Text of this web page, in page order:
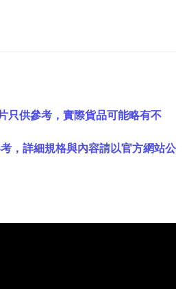
只供參考，實際貨品可能略有不
，詳細規格與內容請以官方網站公